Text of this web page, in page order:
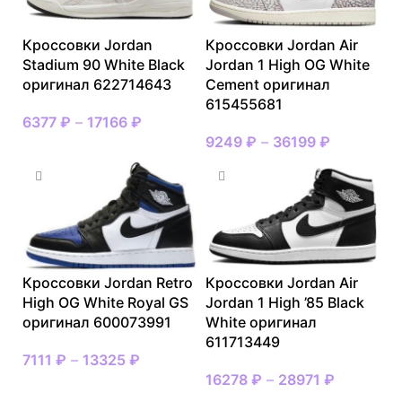
Кроссовки Jordan
Stadium 90 White Black
оригинал 622714643
6377 ₽ – 17166 ₽
Кроссовки Jordan Air
Jordan 1 High OG White
Cement оригинал
615455681
9249 ₽ – 36199 ₽
Кроссовки Jordan Retro
High OG White Royal GS
оригинал 600073991
7111 ₽ – 13325 ₽
Кроссовки Jordan Air
Jordan 1 High ’85 Black
White оригинал
611713449
16278 ₽ – 28971 ₽